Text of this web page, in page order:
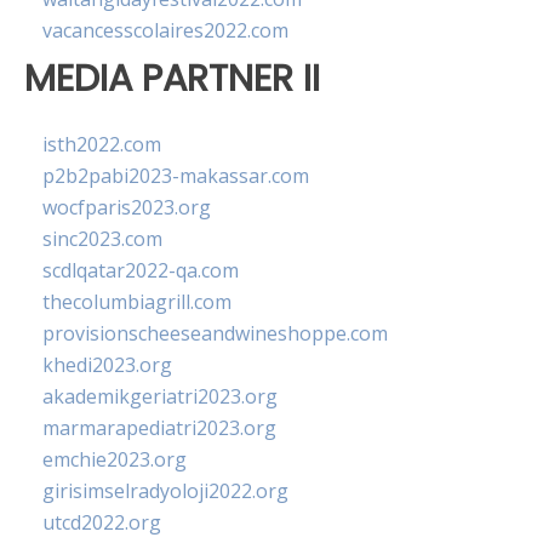
vacancesscolaires2022.com
MEDIA PARTNER II
isth2022.com
p2b2pabi2023-makassar.com
wocfparis2023.org
sinc2023.com
scdlqatar2022-qa.com
thecolumbiagrill.com
provisionscheeseandwineshoppe.com
khedi2023.org
akademikgeriatri2023.org
marmarapediatri2023.org
emchie2023.org
girisimselradyoloji2022.org
utcd2022.org